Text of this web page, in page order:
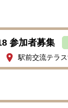
参加者募集
駅前交流テラ